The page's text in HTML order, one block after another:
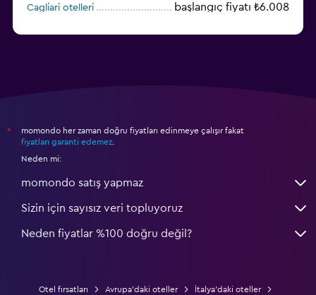
Cagliari otelleri başlangıç fiyatı ₺6.008
*
momondo her zaman doğru fiyatları edinmeye çalışır fakat
fiyatları garanti edemez
Neden mi:
momondo satış yapmaz
Sizin için sayısız veri topluyoruz
Neden fiyatlar %100 doğru değil?
Otel fırsatları Avrupa'daki oteller
İtalya'daki oteller